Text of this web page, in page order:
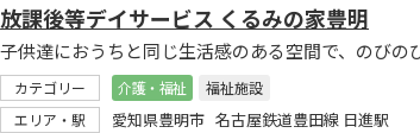
放課後等デイサービス くるみの家豊明
カテゴリー 介護・福祉
福祉施設
エリア・駅
愛知県豊明市 名古屋鉄道豊田線 日進駅